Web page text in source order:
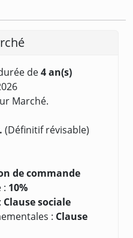
de4 an(s)
Marché.
(Définitif révisable)
de commande
: 10%
Clause sociale
: Clause